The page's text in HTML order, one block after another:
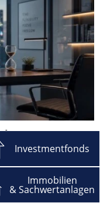
zum
Investmentfonds
Immobilien
& Sachwertanlagen